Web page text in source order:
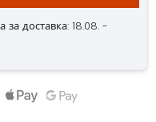
за доставка: 18.08. -